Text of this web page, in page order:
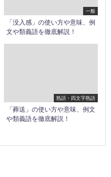
一般
「没入感」の使い方や意味、例
文や類義語を徹底解説！
熟語・四文字熟語
「葬送」の使い方や意味、例文
や類義語を徹底解説！